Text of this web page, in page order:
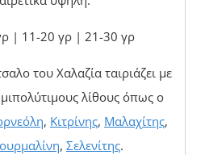
| 11-20 γρ | 21-30 γρ
του Χαλαζία ταιριάζει με
λίθους όπως ο
, Κιτρίνης, Μαλαχίτης,
, Σελενίτης.